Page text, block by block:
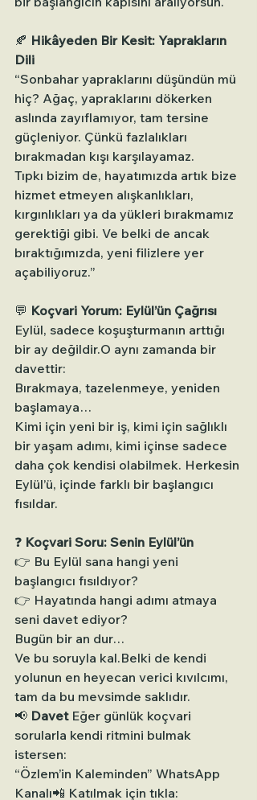
🍂 Hikâyeden Bir Kesit: Yaprakların
Dili
“Sonbahar yapraklarını düşündün mü
hiç? Ağaç, yapraklarını dökerken
aslında zayıflamıyor, tam tersine
güçleniyor. Çünkü fazlalıkları
bırakmadan kışı karşılayamaz.
Tıpkı bizim de, hayatımızda artık bize
hizmet etmeyen alışkanlıkları,
kırgınlıkları ya da yükleri bırakmamız
gerektiği gibi. Ve belki de ancak
bıraktığımızda, yeni filizlere yer
açabiliyoruz.”
💬 Koçvari Yorum: Eylül’ün Çağrısı
Eylül, sadece koşuşturmanın arttığı
bir ay değildir.O aynı zamanda bir
davettir:
Bırakmaya, tazelenmeye, yeniden
başlamaya…
Kimi için yeni bir iş, kimi için sağlıklı
bir yaşam adımı, kimi içinse sadece
daha çok kendisi olabilmek. Herkesin
Eylül’ü, içinde farklı bir başlangıcı
fısıldar.
❓ Koçvari Soru: Senin Eylül’ün
👉 Bu Eylül sana hangi yeni
başlangıcı fısıldıyor?
👉 Hayatında hangi adımı atmaya
seni davet ediyor?
Bugün bir an dur…
Ve bu soruyla kal.Belki de kendi
yolunun en heyecan verici kıvılcımı,
tam da bu mevsimde saklıdır.
📢 Davet Eğer günlük koçvari
sorularla kendi ritmini bulmak
istersen:
“Özlem’in Kaleminden” WhatsApp
Kanalı📲 Katılmak için tıkla: